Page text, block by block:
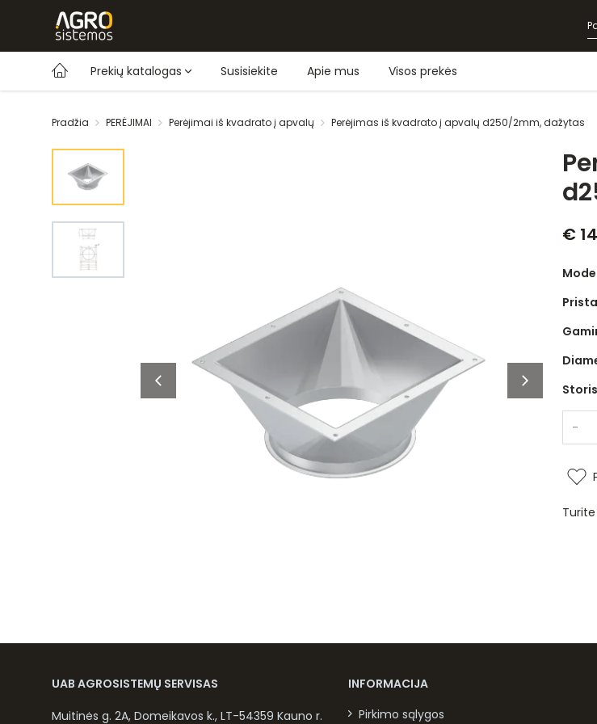
Prekių katalogas Susisiekite Apie mus Visos prekės
Pradžia PERĖJIMAI Perėjimai iš kvadrato į apvalų Perėjimas iš kvadrato į apvalų d250/2mm, dažytas
€
Storis
-
UAB AGROSISTEMŲ SERVISAS
Muitinės g. 2A, Domeikavos k., LT-54359 Kauno r.
INFORMACIJA
Pirkimo sąlygos